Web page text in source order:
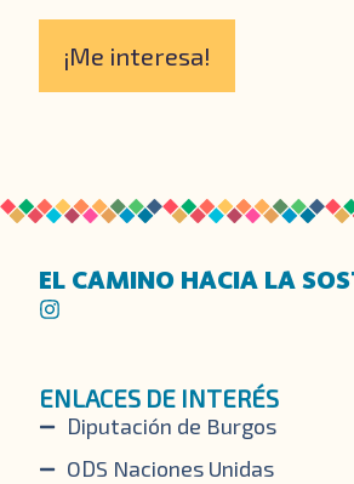
¡Me interesa!
EL CAMINO HACIA LA
ENLACES DE INTERÉS
Diputación de Burgos
ODS Naciones Unidas